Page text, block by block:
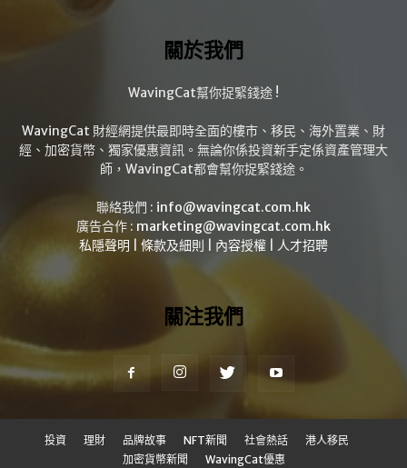
關於我們
WavingCat幫你捉緊錢途 !
WavingCat 財經網提供最即時全面的樓市、移民、海外置業、財
經、加密貨幣、獨家優惠資訊。無論你係投資新手定係資產管理大
師，WavingCat都會幫你捉緊錢途。
聯絡我們 : info@wavingcat.com.hk
廣告合作 : marketing@wavingcat.com.hk
私隱聲明
條款及細則 內容授權 人才招聘
關注我們
投資 理財 品牌故事 NFT新聞 社會熱話
港人移民
加密貨幣新聞
WavingCat優惠